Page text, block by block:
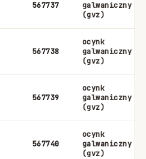
567737
galwaniczny
(gvz)
567738
ocynk
galwaniczny
(gvz)
567739
ocynk
galwaniczny
(gvz)
567740
ocynk
galwaniczny
(gvz)